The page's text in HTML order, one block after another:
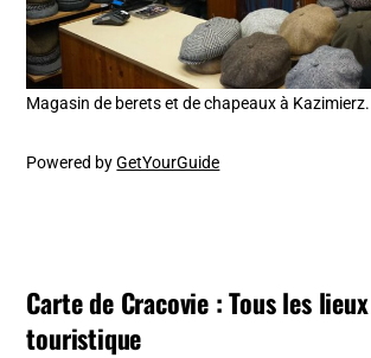
Magasin de berets et de chapeaux à Kazimierz.
Powered byGetYourGuide
Carte de Cracovie : Tous les
touristique